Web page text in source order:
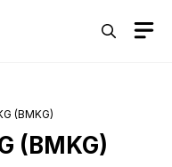
(BMKG)
(BMKG)